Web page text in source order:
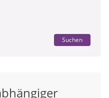
Suchen